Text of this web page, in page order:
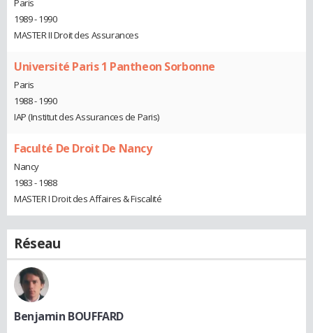
Paris
1989 - 1990
MASTER II Droit des Assurances
Université Paris 1 Pantheon Sorbonne
Paris
1988 - 1990
IAP (Institut des Assurances de Paris)
Faculté De Droit De Nancy
Nancy
1983 - 1988
MASTER I Droit des Affaires & Fiscalité
Réseau
Benjamin BOUFFARD